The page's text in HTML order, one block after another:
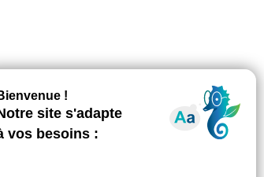
à tous les membres
! Petite story du